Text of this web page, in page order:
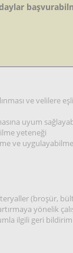
ve velilere
uyum
yeteneği
ve
(broşür,
yönelik
ilgili geri